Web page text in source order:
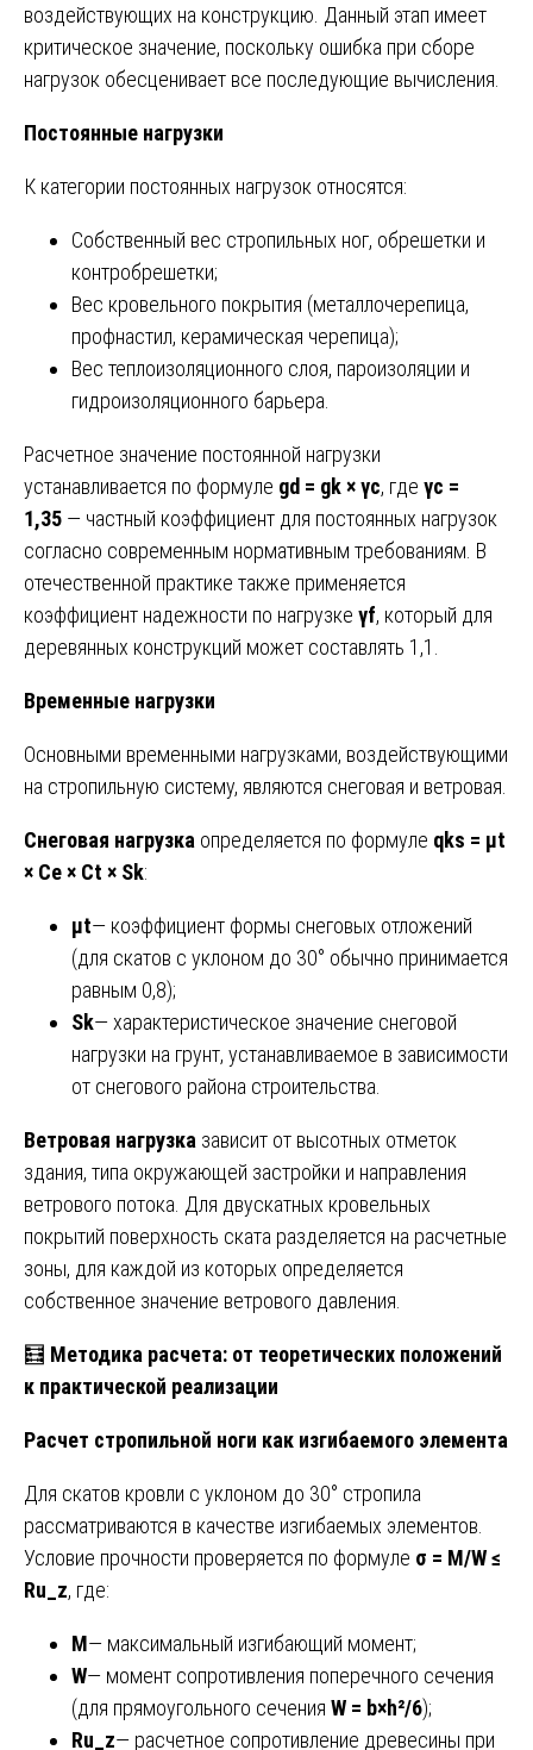
воздействующих на конструкцию. Данный этап имеет
критическое значение, поскольку ошибка при сборе
нагрузок обесценивает все последующие вычисления.
Постоянные нагрузки
К категории постоянных нагрузок относятся:
Собственный вес стропильных ног, обрешетки и
контробрешетки;
Вес кровельного покрытия (металлочерепица,
профнастил, керамическая черепица);
Вес теплоизоляционного слоя, пароизоляции и
гидроизоляционного барьера.
Расчетное значение постоянной нагрузки
устанавливается по формуле gd = gk × γc, где γc =
1,35 — частный коэффициент для постоянных нагрузок
согласно современным нормативным требованиям. В
отечественной практике также применяется
коэффициент надежности по нагрузке γf, который для
деревянных конструкций может составлять 1,1.
Временные нагрузки
Основными временными нагрузками, воздействующими
на стропильную систему, являются снеговая и ветровая.
Снеговая нагрузка определяется по формуле qks = μt
× Ce × Ct × Sk:
μt— коэффициент формы снеговых отложений
(для скатов с уклоном до 30° обычно принимается
равным 0,8);
Sk— характеристическое значение снеговой
нагрузки на грунт, устанавливаемое в зависимости
от снегового района строительства.
Ветровая нагрузка зависит от высотных отметок
здания, типа окружающей застройки и направления
ветрового потока. Для двускатных кровельных
покрытий поверхность ската разделяется на расчетные
зоны, для каждой из которых определяется
собственное значение ветрового давления.
🧮 Методика расчета: от теоретических положений
к практической реализации
Расчет стропильной ноги как изгибаемого элемента
Для скатов кровли с уклоном до 30° стропила
рассматриваются в качестве изгибаемых элементов.
Условие прочности проверяется по формуле σ = M/W ≤
Ru_z, где:
M— максимальный изгибающий момент;
W— момент сопротивления поперечного сечения
(для прямоугольного сечения W = b×h²/6);
Ru_z— расчетное сопротивление древесины при